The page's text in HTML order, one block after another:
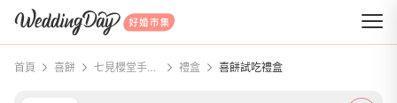
WeddingDay 好婚市集
首頁 喜餅 七見櫻堂手工喜餅 禮盒 喜餅試吃禮盒